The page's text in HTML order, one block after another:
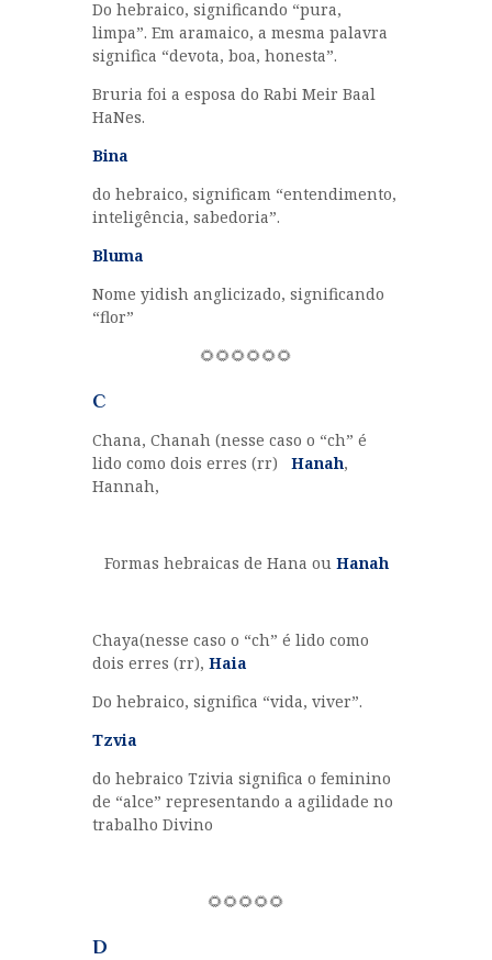
Do hebraico, significando “pura,
limpa”. Em aramaico, a mesma palavra
significa “devota, boa, honesta”.
Bruria foi a esposa do Rabi Meir Baal
HaNes.
Bina
do hebraico, significam “entendimento,
inteligência, sabedoria”.
Bluma
Nome yidish anglicizado, significando
“flor”
🌻🌻🌻🌻🌻🌻
C
Chana, Chanah (nesse caso o “ch” é
lido como dois erres (rr) Hanah,
Hannah,
Formas hebraicas de Hana ou Hanah
Chaya(nesse caso o “ch” é lido como
dois erres (rr), Haia
Do hebraico, significa “vida, viver”.
Tzvia
do hebraico Tzivia significa o feminino
de “alce” representando a agilidade no
trabalho Divino
🌻🌻🌻🌻🌻
D